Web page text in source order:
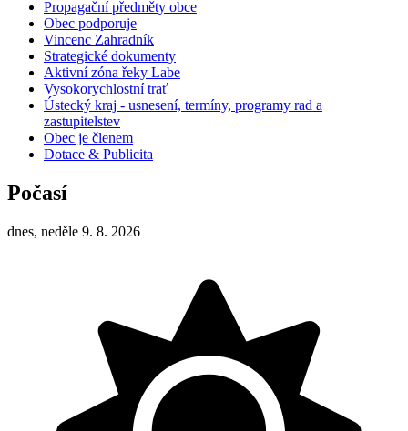
Propagační předměty obce
Obec podporuje
Vincenc Zahradník
Strategické dokumenty
Aktivní zóna řeky Labe
Vysokorychlostní trať
Ústecký kraj - usnesení, termíny, programy rad a
zastupitelstev
Obec je členem
Dotace & Publicita
Počasí
dnes, neděle 9. 8. 2026